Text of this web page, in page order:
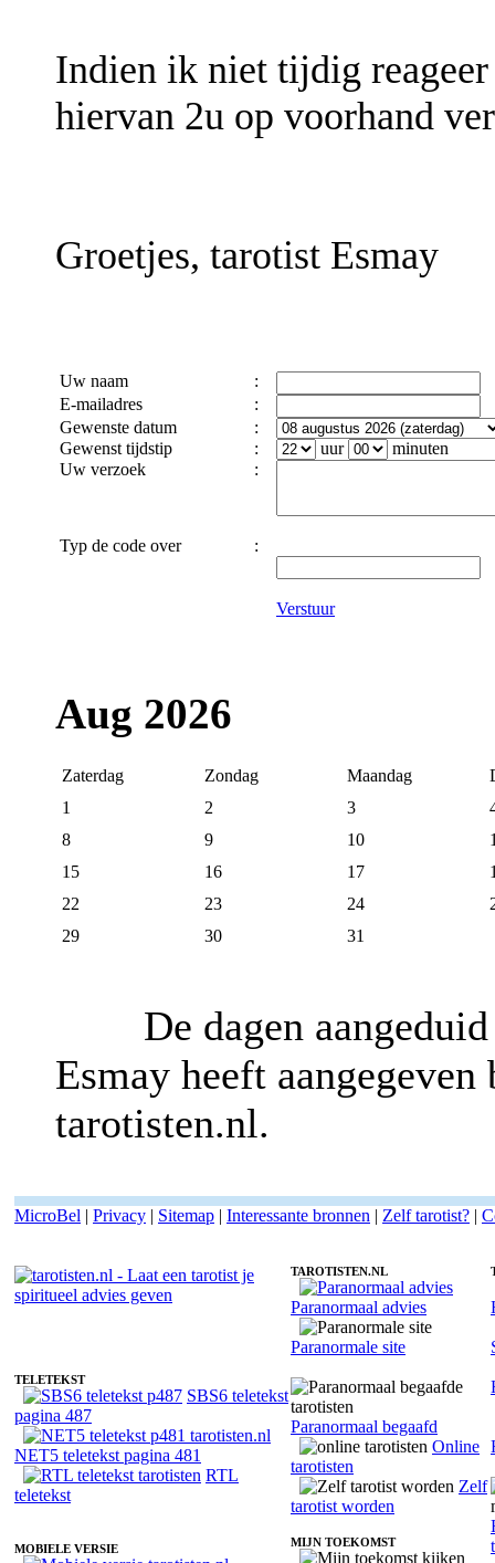
Indien ik niet tijdig
hiervan 2u op voorhand
Groetjes, tarotist Esmay
Uw naam
:
E-mailadres
:
Gewenste datum
:
Gewenst tijdstip
: uur
minuten
Uw verzoek
:
Typ de code over :
Verstuur
Aug 2026
Zaterdag Zondag Maandag
1
2 3
8
9 10
15
16 17
22
23 24
29
30 31
De dagen aangeduid
Esmay heeft
tarotisten.nl.
MicroBel | Privacy | Sitemap | Interessante bronnen | Zelf tarotist? |
TELETEKST
SBS6 teletekst
pagina 487
NET5 teletekst pagina 481
RTL
teletekst
MOBIELE VERSIE
TAROTISTEN.NL
Paranormaal advies
Paranormale site
Paranormaal begaafd
Online
tarotisten
Zelf
tarotist worden
MIJN TOEKOMST